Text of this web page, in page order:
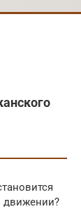
движении?